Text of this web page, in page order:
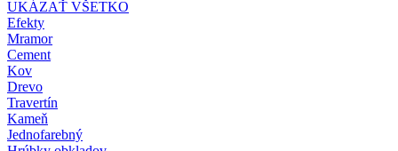
UKÁZAŤ VŠETKO
Efekty
Mramor
Cement
Kov
Drevo
Travertín
Kameň
Jednofarebný